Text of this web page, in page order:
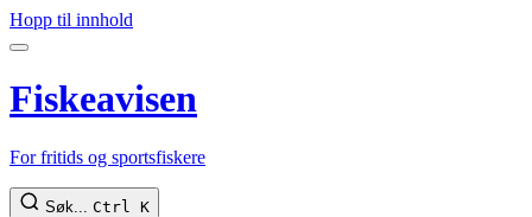
Hopp til innhold
Fiskeavisen
For fritids og sportsfiskere
Søk... Ctrl K